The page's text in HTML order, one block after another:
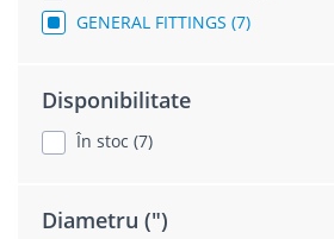
GENERAL FITTINGS (7)
Disponibilitate
În stoc (7)
Diametru (")